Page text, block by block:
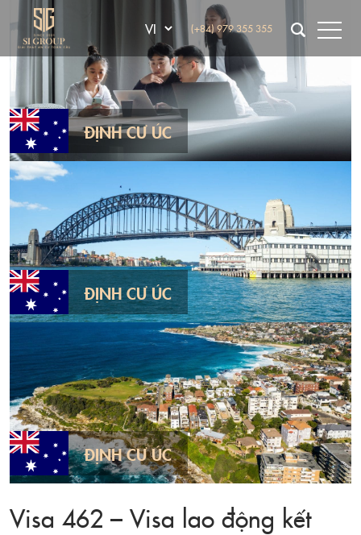
(+84) 979 355 355
ĐỊNH CƯ ÚC
ĐỊNH CƯ ÚC
ĐỊNH CƯ ÚC
Visa 462 – Visa lao động kết